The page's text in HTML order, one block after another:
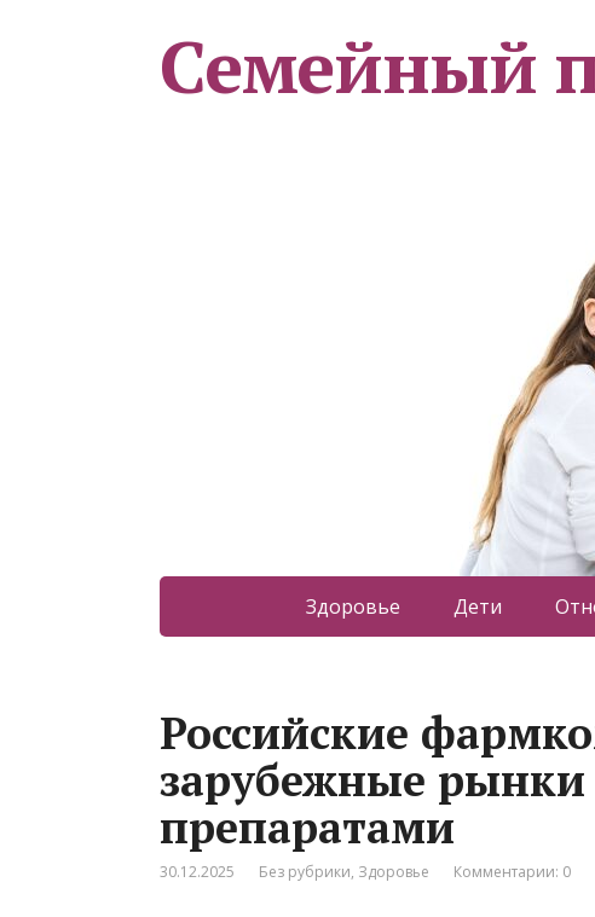
Семейный
Здоровье Дети
Российские
зарубежные
препаратами
30.12.2025 Без рубрики, Здоровье Комментарии: 0